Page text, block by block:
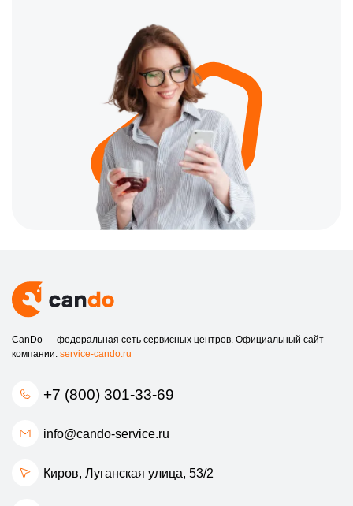
CanDo — федеральная сеть сервисных центров. Официальный сайт
компании: service-cando.ru
+7 (800) 301-33-69
info@cando-service.ru
Киров, Луганская улица, 53/2